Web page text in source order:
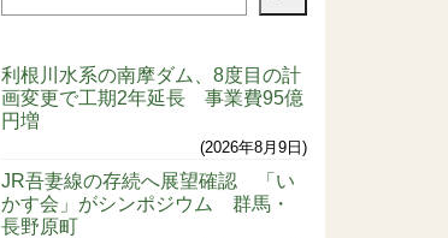
利根川水系の南摩ダム、8度目の計
画変更で工期2年延長 事業費95億
円増
2026年8月9日
JR吾妻線の存続へ展望確認 「い
かす会」がシンポジウム 群馬・
長野原町